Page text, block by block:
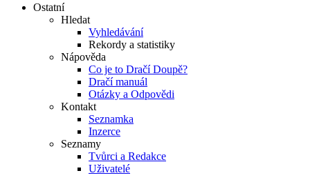
Ostatní
Hledat
Vyhledávání
Rekordy a statistiky
Nápověda
Co je to Dračí Doupě?
Dračí manuál
Otázky a Odpovědi
Kontakt
Seznamka
Inzerce
Seznamy
Tvůrci a Redakce
Uživatelé